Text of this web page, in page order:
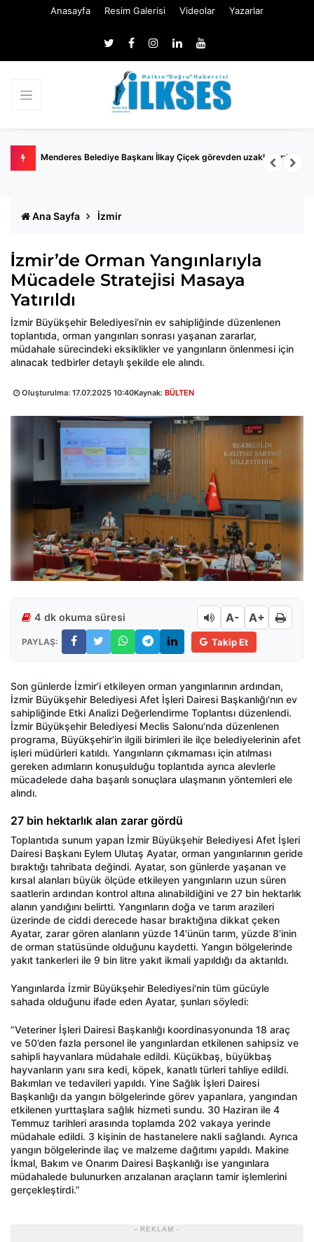
Anasayfa Resim Galerisi Videolar Yazarlar
Menderes Belediye Başkanı İlkay Çiçek görevden uzaklaştırıldı
Ana Sayfa İzmir
İzmir’de Orman Yangınlarıyla
Mücadele Stratejisi Masaya
Yatırıldı
İzmir Büyükşehir Belediyesi’nin ev sahipliğinde düzenlenen
toplantıda, orman yangınları sonrası yaşanan zararlar,
müdahale sürecindeki eksiklikler ve yangınların önlenmesi için
alınacak tedbirler detaylı şekilde ele alındı.
Oluşturulma: 17.07.2025 10:40Kaynak: BÜLTEN
4 dk okuma süresi A- A+
PAYLAŞ: Takip Et
Son günlerde İzmir’i etkileyen orman yangınlarının ardından,
İzmir Büyükşehir Belediyesi Afet İşleri Dairesi Başkanlığı'nın ev
sahipliğinde Etki Analizi Değerlendirme Toplantısı düzenlendi.
İzmir Büyükşehir Belediyesi Meclis Salonu'nda düzenlenen
programa, Büyükşehir’in ilgili birimleri ile ilçe belediyelerinin afet
işleri müdürleri katıldı. Yangınların çıkmaması için atılması
gereken adımların konuşulduğu toplantıda ayrıca alevlerle
mücadelede daha başarılı sonuçlara ulaşmanın yöntemleri ele
alındı.
27 bin hektarlık alan zarar gördü
Toplantıda sunum yapan İzmir Büyükşehir Belediyesi Afet İşleri
Dairesi Başkanı Eylem Ulutaş Ayatar, orman yangınlarının geride
bıraktığı tahribata değindi. Ayatar, son günlerde yaşanan ve
kırsal alanları büyük ölçüde etkileyen yangınların uzun süren
saatlerin ardından kontrol altına alınabildiğini ve 27 bin hektarlık
alanın yandığını belirtti. Yangınların doğa ve tarım arazileri
üzerinde de ciddi derecede hasar bıraktığına dikkat çeken
Ayatar, zarar gören alanların yüzde 14'ünün tarım, yüzde 8'inin
de orman statüsünde olduğunu kaydetti. Yangın bölgelerinde
yakıt tankerleri ile 9 bin litre yakıt ikmali yapıldığı da aktarıldı.
Yangınlarda İzmir Büyükşehir Belediyesi'nin tüm gücüyle
sahada olduğunu ifade eden Ayatar, şunları söyledi:
“Veteriner İşleri Dairesi Başkanlığı koordinasyonunda 18 araç
ve 50’den fazla personel ile yangınlardan etkilenen sahipsiz ve
sahipli hayvanlara müdahale edildi. Küçükbaş, büyükbaş
hayvanların yanı sıra kedi, köpek, kanatlı türleri tahliye edildi.
Bakımları ve tedavileri yapıldı. Yine Sağlık İşleri Dairesi
Başkanlığı da yangın bölgelerinde görev yapanlara, yangından
etkilenen yurttaşlara sağlık hizmeti sundu. 30 Haziran ile 4
Temmuz tarihleri arasında toplamda 202 vakaya yerinde
müdahale edildi. 3 kişinin de hastanelere nakli sağlandı. Ayrıca
yangın bölgelerinde ilaç ve malzeme dağıtımı yapıldı. Makine
İkmal, Bakım ve Onarım Dairesi Başkanlığı ise yangınlara
müdahalede bulunurken arızalanan araçların tamir işlemlerini
gerçekleştirdi.”
- REKLAM -